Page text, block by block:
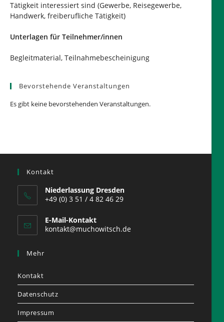
Tätigkeit interessiert sind (Gewerbe, Reisegewerbe,
Handwerk, freiberufliche Tätigkeit)
Unterlagen für Teilnehmer/innen
Begleitmaterial, Teilnahmebescheinigung
Bevorstehende Veranstaltungen
Es gibt keine bevorstehenden Veranstaltungen.
Kontakt
Niederlassung Dresden
+49 (0) 3 51 / 4 82 46 29
E-Mail-Kontakt
kontakt@muchowitsch.de
Mehr
Kontakt
Datenschutz
Impressum